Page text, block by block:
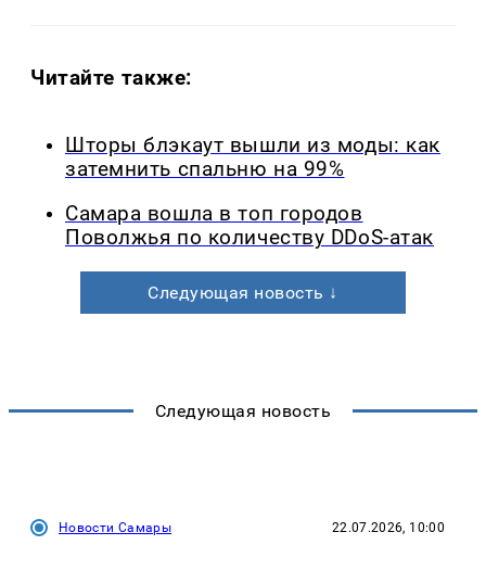
Читайте также:
Шторы блэкаут вышли из моды: как
затемнить спальню на 99%
Самара вошла в топ городов
Поволжья по количеству DDoS-атак
Следующая новость ↓
Следующая новость
Новости Самары 22.07.2026, 10:00